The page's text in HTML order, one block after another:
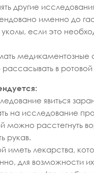
другие
именно до
уколы, если это
медикаментозные
в ротовой
явиться
на исследование
можно расстегнуть
рукав.
иметь лекарства,
для возможности